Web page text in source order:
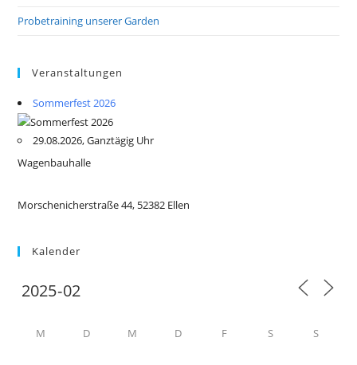
Probetraining unserer Garden
Veranstaltungen
Sommerfest 2026
29.08.2026, Ganztägig Uhr
Wagenbauhalle
Morschenicherstraße 44, 52382 Ellen
Kalender
M D M D F S S